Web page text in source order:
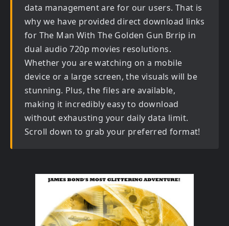
data management are for our users. That is
why we have provided direct download links
for The Man With The Golden Gun Brrip in
dual audio 720p movies resolutions.
Whether you are watching on a mobile
device or a large screen, the visuals will be
stunning. Plus, the files are available,
making it incredibly easy to download
without exhausting your daily data limit.
Scroll down to grab your preferred format!